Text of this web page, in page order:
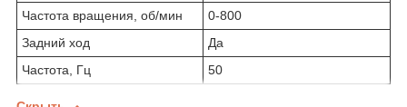
Частота вращения, об/мин
0-800
Задний ход
Да
Частота, Гц
50